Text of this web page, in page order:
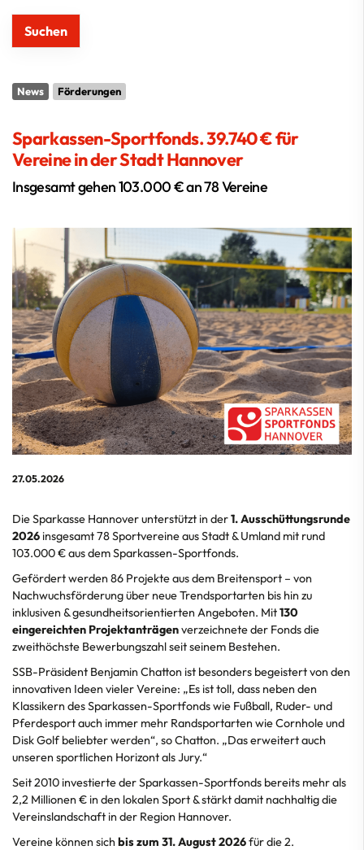
News Förderungen
Sparkassen-Sportfonds. 39.740 € für
Vereine in der Stadt Hannover
Insgesamt gehen 103.000 € an 78 Vereine
27.05.2026
Die Sparkasse Hannover unterstützt in der1. Ausschüttungsrunde
2026 insgesamt 78 Sportvereine aus Stadt & Umland mit rund
103.000 € aus dem Sparkassen-Sportfonds.
Gefördert werden 86 Projekte aus dem Breitensport – von
Nachwuchsförderung über neue Trendsportarten bis hin zu
inklusiven & gesundheitsorientierten Angeboten. Mit130
eingereichten Projektanträgenverzeichnete der Fonds die
zweithöchste Bewerbungszahl seit seinem Bestehen.
SSB-Präsident Benjamin Chatton ist besonders begeistert von den
innovativen Ideen vieler Vereine: „Es ist toll, dass neben den
Klassikern des Sparkassen-Sportfonds wie Fußball, Ruder- und
Pferdesport auch immer mehr Randsportarten wie Cornhole und
Disk Golf beliebter werden“, so Chatton. „Das erweitert auch
unseren sportlichen Horizont als Jury.“
Seit 2010 investierte der Sparkassen-Sportfonds bereits mehr als
2,2 Millionen € in den lokalen Sport & stärkt damit nachhaltig die
Vereinslandschaft in der Region Hannover.
Vereine können sich bis zum 31. August 2026für die 2.